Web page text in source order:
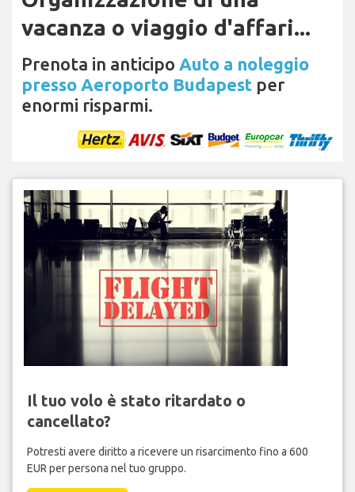
vacanza o viaggio d'affari...
Prenota in anticipo Auto a noleggio
presso Aeroporto Budapest per
enormi risparmi.
Il tuo volo è stato ritardato o
cancellato?
Potresti avere diritto a ricevere un risarcimento fino a 600
EUR per persona nel tuo gruppo.